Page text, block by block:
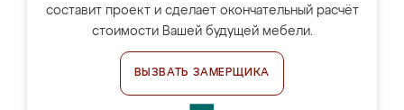
составит проект и сделает окончательный расчёт
стоимости Вашей будущей мебели.
ВЫЗВАТЬ ЗАМЕРЩИКА